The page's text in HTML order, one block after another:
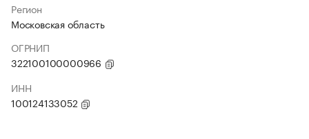
Регион
Московская область
ОГРНИП
322100100000966
ИНН
100124133052